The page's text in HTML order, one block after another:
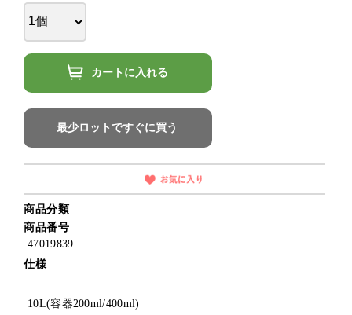
カートに入れる
最少ロットですぐに買う
商品分類
商品番号
47019839
仕様
10L(容器200ml/400ml)